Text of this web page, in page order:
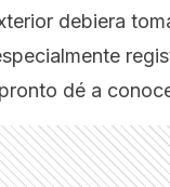
debiera
dé a